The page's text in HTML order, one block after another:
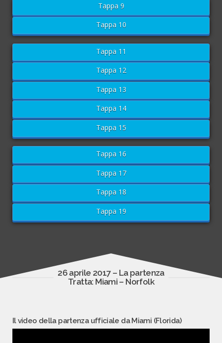
Tappa 9
Tappa 10
Tappa 11
Tappa 12
Tappa 13
Tappa 14
Tappa 15
Tappa 16
Tappa 17
Tappa 18
Tappa 19
26 aprile 2017 – La partenza
Tratta: Miami – Norfolk
Il video della partenza ufficiale da Miami (Florida)